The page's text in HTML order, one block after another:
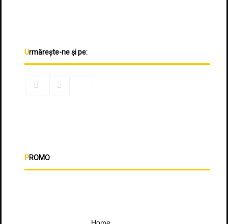
Urmărește-ne și pe:
PROMO